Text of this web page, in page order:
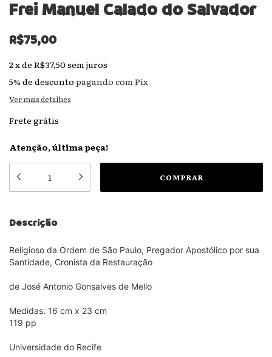
Frei Manuel Calado do Salvador
R$75,00
2xde R$37,50 sem juros
5% de desconto pagando com Pix
Ver mais detalhes
Frete grátis
Atenção, última peça!
Descrição
Religioso da Ordem de São Paulo, Pregador Apostólico por sua
Santidade, Cronista da Restauração
de José Antonio Gonsalves de Mello
Medidas: 16 cm x 23 cm
119 pp
Universidade do Recife